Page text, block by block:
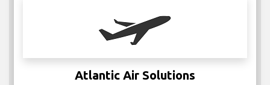
Atlantic Air Solutions